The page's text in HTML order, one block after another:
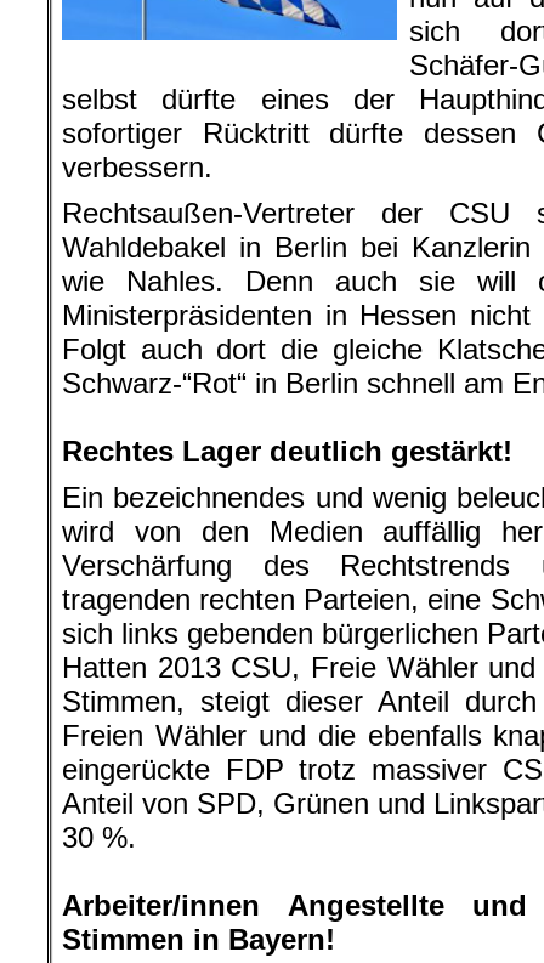
sich
Schäfer-
selbst dürfte eines der
sofortiger Rücktritt dürfte dessen
verbessern.
Rechtsaußen-Vertreter der
Wahldebakel in Berlin bei
wie Nahles. Denn auch sie will
Ministerpräsidenten in Hessen
Folgt auch dort die gleiche
Schwarz-“Rot“ in Berlin schnell am
Rechtes Lager deutlich gestärkt!
Ein bezeichnendes und wenig
wird von den Medien auffällig
Verschärfung des
tragenden rechten Parteien, eine
sich links gebenden bürgerlichen
Hatten 2013 CSU, Freie Wähler
Stimmen, steigt dieser Anteil
Freien Wähler und die ebenfalls
eingerückte FDP trotz massiver
Anteil von SPD, Grünen und
30 %.
Arbeiter/innen Angestellte
Stimmen in Bayern!